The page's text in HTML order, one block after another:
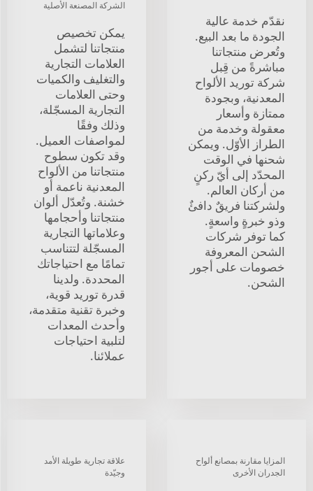
نقدّم خدمة عالية
الجودة ما بعد البيع.
وتُعرض منتجاتنا
مباشرةً من قِبل
شركة توريد الألواح
المعدنية، وبجودة
ممتازة وأسعار
معقولة وخدمة من
الطراز الأوّل. ويمكن
شحنها في الوقت
المحدّد إلى أيّ ركنٍ
من أركان العالم.
ولشركتنا فريقٌ دافئٌ
وذو خبرةٍ واسعةٍ.
كما توفر شركات
الشحن المعروفة
خصومات على أجور
الشحن.
الشركة المصنعة الأصلية
يمكن تخصيص
منتجاتنا لتشمل
العلامات التجارية
والتغليف والكميات
وحتى العلامات
التجارية المسجّلة،
وذلك وفقًا
لمواصفات العميل.
وقد تكون سطوح
منتجاتنا من الألواح
المعدنية ناعمة أو
خشنة. وتُعدّل ألوان
منتجاتنا وأحجامها
وعلاماتها التجارية
المسجّلة لتتناسب
تمامًا مع احتياجاتك
المحددة. ولدينا
قدرة توريد قوية،
وخبرة تقنية متقدمة،
وأحدث المعدات
لتلبية احتياجات
عملائنا.
المزايا مقارنة بمصانع ألواح
الجدران الأخرى
علاقة تجارية طويلة الأمد
وجيّدة